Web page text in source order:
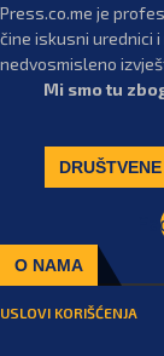
Press.co.me je
čine iskusni urednici
nedvosmisleno
Mi smo tu
O NAMA
USLOVI KORIŠĆENJA